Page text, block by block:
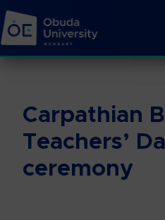
Carpathian
Teachers’
ceremony